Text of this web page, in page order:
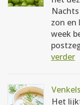
zon en
week
verder
Het